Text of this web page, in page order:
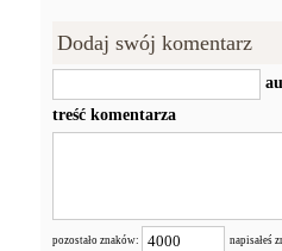
Dodaj swój komentarz
treść komentarza
pozostało znaków: napisałeś